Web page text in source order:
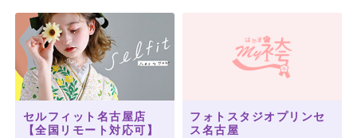
セルフィット名古屋店
【全国リモート対応可】
フォトスタジオプリンセ
ス名古屋